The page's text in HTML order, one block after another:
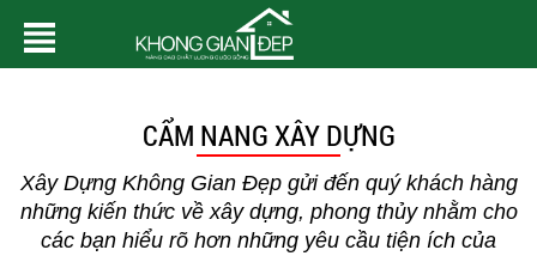
CẨM NANG XÂY DỰNG
Xây Dựng Không Gian Đẹp gửi đến quý khách hàng
những kiến thức về xây dựng, phong thủy nhằm cho
các bạn hiểu rõ hơn những yêu cầu tiện ích của